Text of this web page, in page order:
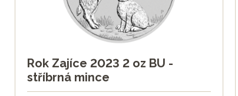
Rok Zajíce 2023 2 oz BU -
stříbrná mince